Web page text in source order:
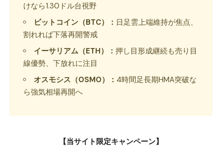
けなら1.30ドル台視野
ビットコイン（BTC）： 日足雲上端維持が焦点、
割れれば下落再開警戒
イーサリアム（ETH）： 押し目形成継続も売り目
線優勢、下放れに注目
オスモシス（OSMO）： 4時間足長期HMA突破な
ら強気相場再開へ
【当サイト限定キャンペーン】